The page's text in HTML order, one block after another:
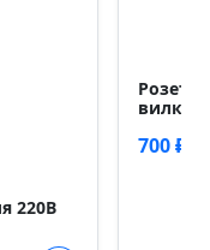
220В
вилке
700 ₽